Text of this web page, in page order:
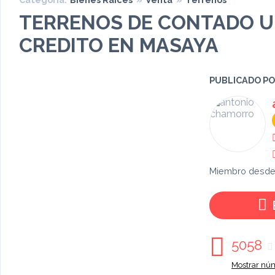
TERRENOS DE CONTADO U
CREDITO EN MASAYA
PUBLICADO
Miembro
5058
Mostrar